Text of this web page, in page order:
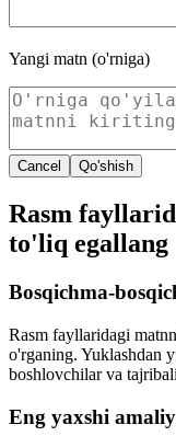
Yangi matn (o'rniga)
Cancel Qo'shish
Rasm
to'liq egallang
Bosqichma-
Rasm fayllaridagi
o'rganing. Yuklashdan
boshlovchilar va
Eng yaxshi